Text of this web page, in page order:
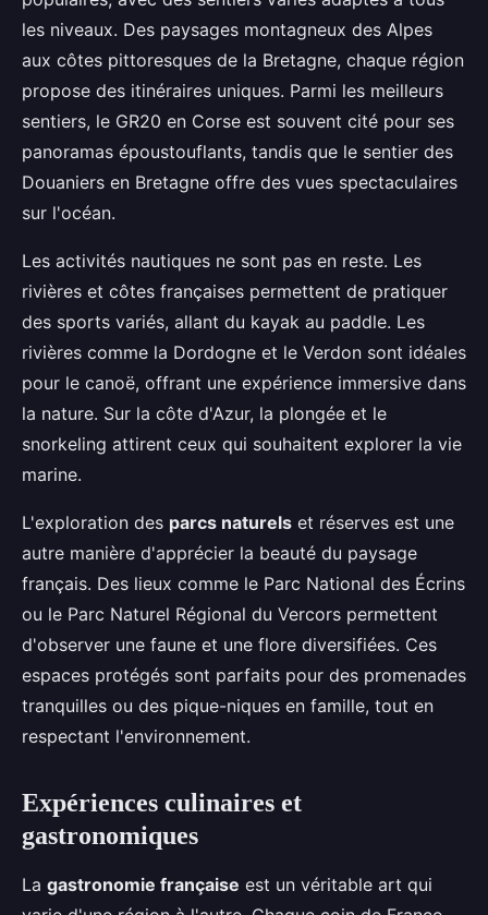
les niveaux. Des paysages montagneux des Alpes
aux côtes pittoresques de la Bretagne, chaque région
propose des itinéraires uniques. Parmi les meilleurs
sentiers, le GR20 en Corse est souvent cité pour ses
panoramas époustouflants, tandis que le sentier des
Douaniers en Bretagne offre des vues spectaculaires
sur l'océan.
Les activités nautiques ne sont pas en reste. Les
rivières et côtes françaises permettent de pratiquer
des sports variés, allant du kayak au paddle. Les
rivières comme la Dordogne et le Verdon sont idéales
pour le canoë, offrant une expérience immersive dans
la nature. Sur la côte d'Azur, la plongée et le
snorkeling attirent ceux qui souhaitent explorer la vie
marine.
L'exploration des parcs naturels et réserves est une
autre manière d'apprécier la beauté du paysage
français. Des lieux comme le Parc National des Écrins
ou le Parc Naturel Régional du Vercors permettent
d'observer une faune et une flore diversifiées. Ces
espaces protégés sont parfaits pour des promenades
tranquilles ou des pique-niques en famille, tout en
respectant l'environnement.
Expériences culinaires et
gastronomiques
La gastronomie française est un véritable art qui